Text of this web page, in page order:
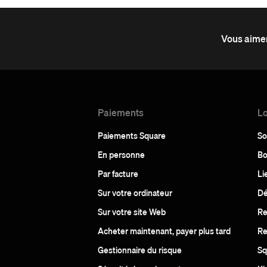
Vous
Paiements
Paiements Square
En personne
Par facture
Sur votre ordinateur
Sur votre site Web
Acheter maintenant, payer plus tard
Gestionnaire du risque